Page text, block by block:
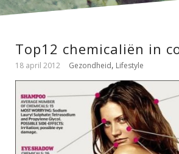
Top12 chemicaliën in
18 april 2012 Gezondheid, Lifestyle